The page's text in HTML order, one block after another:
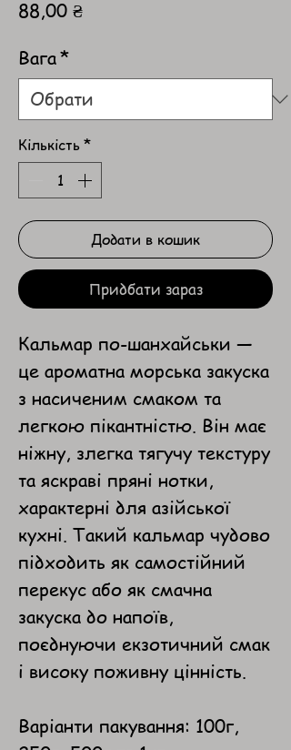
88,00 ₴Ціна
Вага*
Кількість*
Додати в кошик
Придбати зараз
Кальмар по-шанхайськи —
це ароматна морська закуска
з насиченим смаком та
легкою пікантністю. Він має
ніжну, злегка тягучу текстуру
та яскраві пряні нотки,
характерні для азійської
кухні. Такий кальмар чудово
підходить як самостійний
перекус або як смачна
закуска до напоїв,
поєднуючи екзотичний смак
і високу поживну цінність.
Варіанти пакування: 100г,